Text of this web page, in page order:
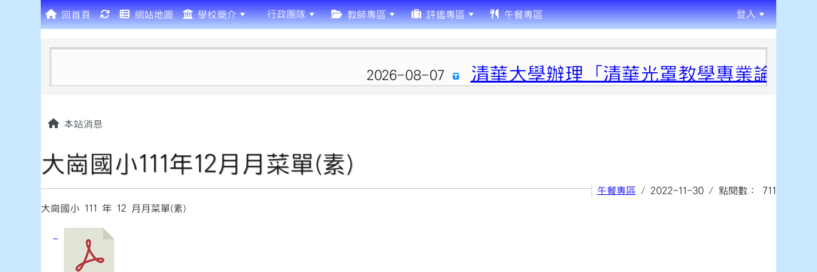
回首頁 網站地圖 學校簡介 行政團隊 教師專區 評鑑專區 午餐專區 登入
2026-08-07 清華大學辦理「清華光罩教學專業論壇（
本站消息
大崗國小111年12月月菜單(素)
午餐專區 / 2022-11-30 / 點閱數： 711
大崗國小 111 年 12 月月菜單(素)